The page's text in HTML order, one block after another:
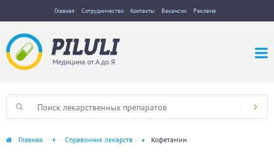
Главная Сотрудничество Контакты Вакансии Реклама
Главная Справочник лекарств Кофетамин